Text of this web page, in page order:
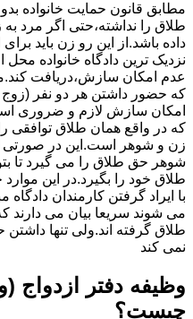
مطابق قانون حمایت خانواده
طلاق را نداشته،حتی اگر مرد به
داده باشد.از این رو زن باید
نزدیک ترین دادگاه خانواده
عدم امکان سازش،دریافت
که حضور داشتن هر دو نفر
امکان سازش لازم و ضروری
که در واقع همان طلاق توافقی
زن و شوهر است.این در صورتی
شوهر حق طلاق را می گیرد تا
طلاق خود را بگیرد.در این
با ایراد گرفتن کارمندان
می شوند سریعا بیان می دارند
طلاق گرفته اند.ولی تنها
نمی کند
وظیفه دفتر ازدواج
چیست؟